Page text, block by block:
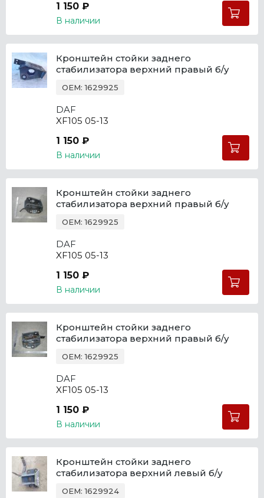
1 150 ₽
В наличии
Кронштейн стойки заднего
стабилизатора верхний правый б/у
OEM: 1629925
DAF
XF105 05-13
1 150 ₽
В наличии
Кронштейн стойки заднего
стабилизатора верхний правый б/у
OEM: 1629925
DAF
XF105 05-13
1 150 ₽
В наличии
Кронштейн стойки заднего
стабилизатора верхний правый б/у
OEM: 1629925
DAF
XF105 05-13
1 150 ₽
В наличии
Кронштейн стойки заднего
стабилизатора верхний левый б/у
OEM: 1629924